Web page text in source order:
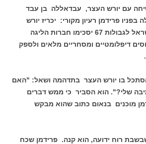
עם יורש העצר, עבדאללה בן עבד
פרידמן רעיון מקורי: יכריז יורש
העצר כי אם תיסוג ישראל לגבולות 67 יסכימו חברות הליגה
דיפלומטיים ומסחריים מלאים ולספק
בו יורש העצר בתדהמה ושאל: "האם
שלי?". הוא הסביר כי ממש דברים
בנאום כתוב שהוא מבקש
רוח ידועה, הוא קנה. פרידמן שכח